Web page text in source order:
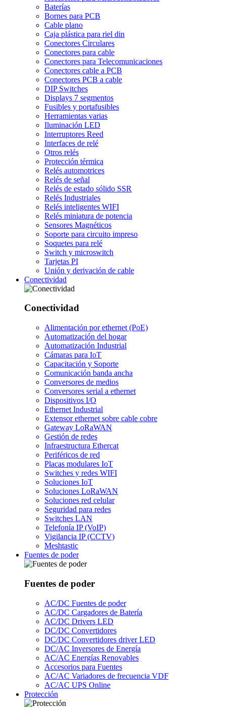
Baterías
Bornes para PCB
Cable plano
Caja plástica para riel din
Conectores Circulares
Conectores para cable
Conectores para Telecomunicaciones
Conectores cable a PCB
Conectores PCB a cable
DIP Switches
Displays 7 segmentos
Fusibles y portafusibles
Herramientas varias
Iluminación LED
Interruptores Reed
Interfaces de relé
Otros relés
Protección térmica
Relés automotrices
Relés de señal
Relés de estado sólido SSR
Relés Industriales
Relés inteligentes WIFI
Relés miniatura de potencia
Sensores Magnéticos
Soporte para circuito impreso
Soquetes para relé
Switch y microswitch
Tarjetas PI
Unión y derivación de cable
Conectividad
Conectividad
Alimentación por ethernet (PoE)
Automatización del hogar
Automatización Industrial
Cámaras para IoT
Capacitación y Soporte
Comunicación banda ancha
Conversores de medios
Conversores serial a ethernet
Dispositivos I/O
Ethernet Industrial
Extensor ethernet sobre cable cobre
Gateway LoRaWAN
Gestión de redes
Infraestructura Ethercat
Periféricos de red
Placas modulares IoT
Switches y redes WIFI
Soluciones IoT
Soluciones LoRaWAN
Soluciones red celular
Seguridad para redes
Switches LAN
Telefonía IP (VoIP)
Vigilancia IP (CCTV)
Meshtastic
Fuentes de poder
Fuentes de poder
AC/DC Fuentes de poder
AC/DC Cargadores de Batería
AC/DC Drivers LED
DC/DC Convertidores
DC/DC Convertidores driver LED
DC/AC Inversores de Energía
AC/AC Energías Renovables
Accesorios para Fuentes
AC/AC Variadores de frecuencia VDF
AC/AC UPS Online
Protección